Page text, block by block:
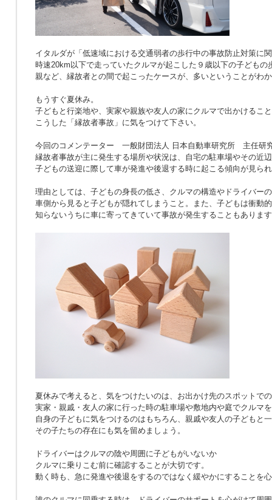
イタルダが「低速域における交通弱者の歩行中の事故防止対策に
時速20km以下で走っていたクルマが起こした９歳以下の子どもの
親など、縁故者との間で起こったケースが、多いということがわ
もうすぐ夏休み。
子どもと行楽地や、実家や親族や友人の家にクルマで出かけるこ
こうした「縁故者事故」に気をつけて下さい。
今回のコメンテーター 一般財団法人 日本自動車研究所 主任研
縁故者事故が主に発生する場所や状況は、自宅の駐車場やその近
子どもの送迎に際して車が発進や後退する時に起こる傾向が見ら
理由としては、子どもの身長の低さ、クルマの構造やドライバー
車側から見ると子どもが隠れてしまうこと。また、子どもは衝動
知らないうちに車に寄ってきていて事故が発生することもありま
夏休みで考えると、気をつけたいのは、お出かけ先のスポットで
実家・親戚・友人の家に行った時の駐車場や敷地内や庭でクルマ
自身の子どもに気をつけるのはもちろん、親戚や友人の子どもと
その子たちの存在にも気を留めましょう。
ドライバーはクルマの陰や周囲に子どもがいないか
クルマに乗りこむ前に確認することが大切です。
動く時も、急に発進や後退をするのではなく緩やかにすることを